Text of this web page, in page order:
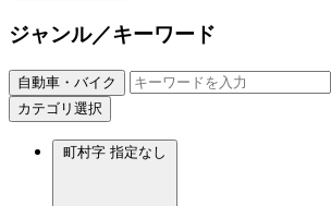
ジャンル／キーワード
自動車・バイク
カテゴリ選択
町村字 指定なし